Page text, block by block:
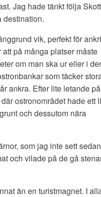
Jag hade tänkt följa
destination.
vik, perfekt för
på många platser måste
om man ska ur eller i
som täcker
ankra. Efter lite letande på
ostronområdet hade ett
och dessutom nära
som jag inte sett
och vilade på de gå
än en turistmagnet. I